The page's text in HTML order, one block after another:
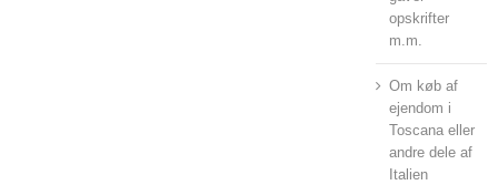
opskrifter
m.m.
Om køb af
ejendom i
Toscana eller
andre dele af
Italien